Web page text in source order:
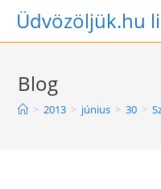
SkipÜdvözöljük.hu
Blog
> 2013 > június > 30 >